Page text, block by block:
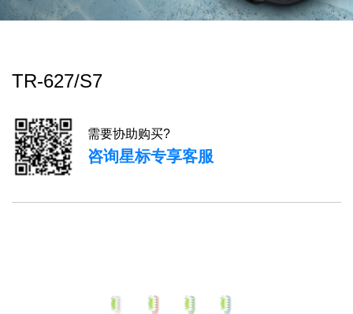
TR-627/S7
需要协助购买?
咨询星标专享客服